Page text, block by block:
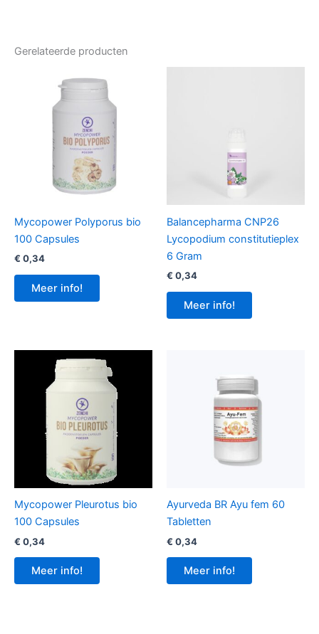
Gerelateerde producten
Mycopower Polyporus bio
100 Capsules
€ 0,34
Meer info!
Balancepharma CNP26
Lycopodium constitutieplex
6 Gram
€ 0,34
Meer info!
Mycopower Pleurotus bio
100 Capsules
€ 0,34
Meer info!
Ayurveda BR Ayu fem 60
Tabletten
€ 0,34
Meer info!